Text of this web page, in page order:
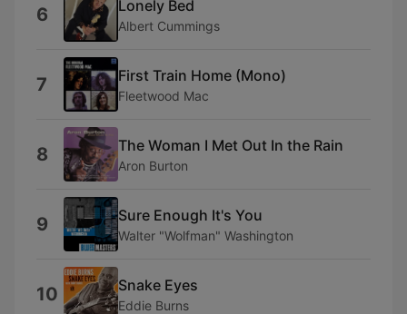
6 Lonely Bed
Albert Cummings
7 First Train Home (Mono)
Fleetwood Mac
8 The Woman I Met Out In the Rain
Aron Burton
9 Sure Enough It's You
Walter "Wolfman" Washington
10 Snake Eyes
Eddie Burns